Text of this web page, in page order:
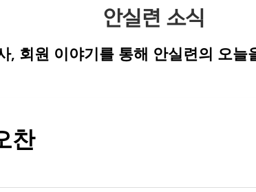
안실련 소식
, 회원 이야기를 통해 안실련의 오늘
찬